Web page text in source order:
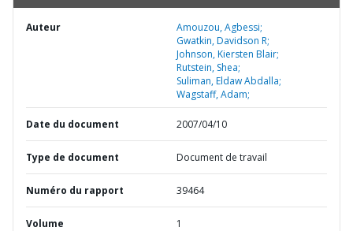
Auteur
Amouzou, Agbessi;
Gwatkin, Davidson R;
Johnson, Kiersten Blair;
Rutstein, Shea;
Suliman, Eldaw Abdalla;
Wagstaff, Adam;
Date du document 2007/04/10
Type de document Document de travail
Numéro du rapport 39464
Volume 1